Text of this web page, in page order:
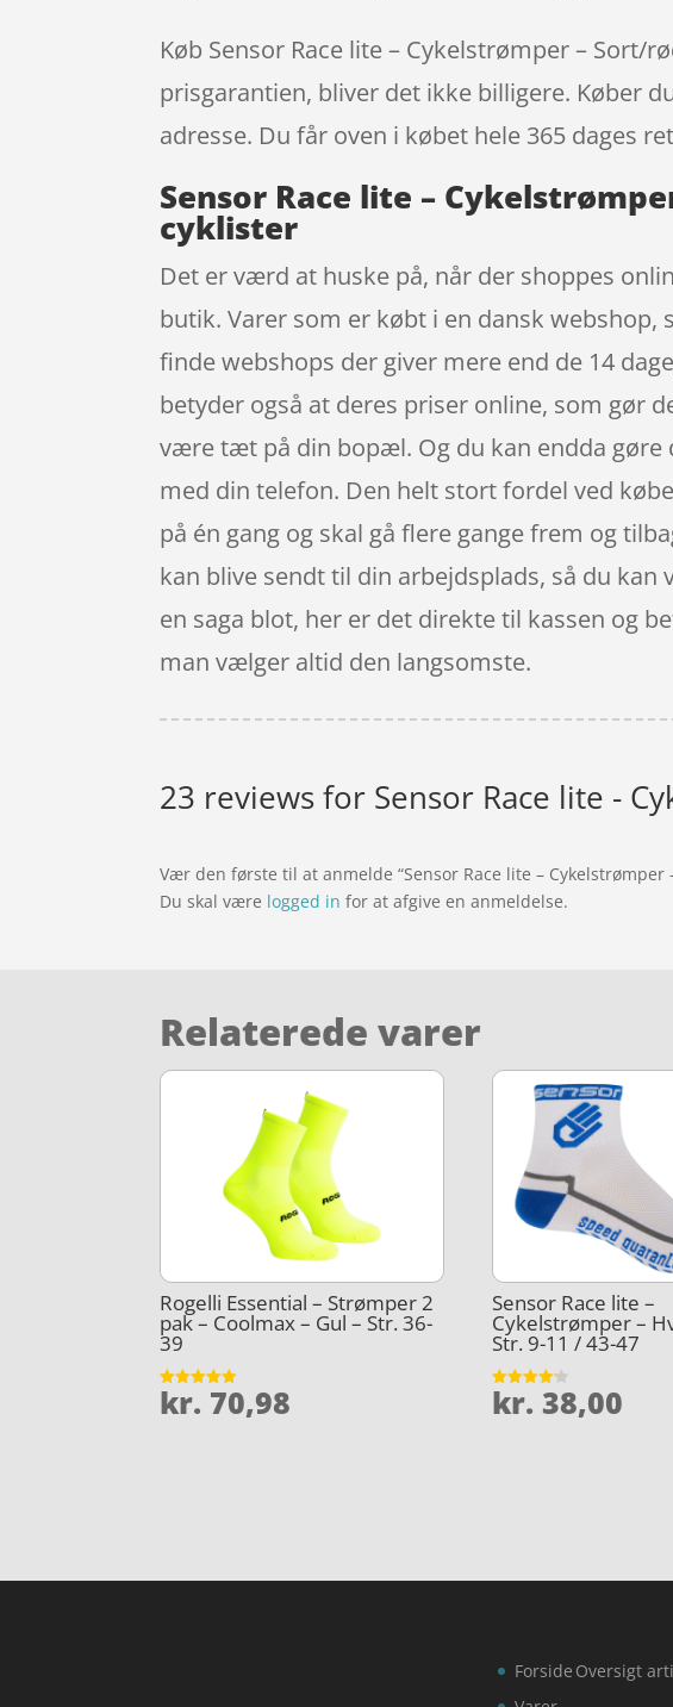
Køb Sensor Race lite – Cykelstrømper – Sort/
prisgarantien, bliver det ikke billigere. Køber
adresse. Du får oven i købet hele 365 dages
Sensor Race lite –
cyklister
Det er værd at huske på, når der shoppes
butik. Varer som er købt i en dansk
finde webshops der giver mere end de 14
betyder også at deres priser online, som gør
være tæt på din bopæl. Og du kan endda gøre
med din telefon. Den helt stort fordel ved
på én gang og skal gå flere gange frem og
kan blive sendt til din arbejdsplads, så du
en saga blot, her er det direkte til kassen og
man vælger altid den langsomste.
23 reviews for Sensor Race lite -
Vær den første til at anmelde “Sensor Race lite – Cykelstrømper
Du skal være logged in for at afgive en anmeldelse.
Relaterede varer
Rogelli Essential – Strømper 2
pak – Coolmax – Gul – Str. 36-
39
Vurderet
4.9
kr. 70,98
Sensor Race lite –
Cykelstrømper –
Str. 9-11 / 43-47
Vurderet
4.1
kr. 38,00
Forside Oversigt